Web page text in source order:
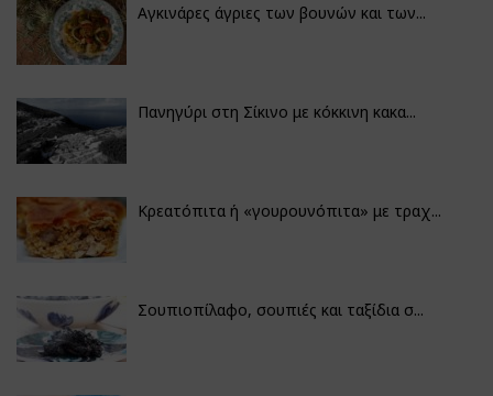
Αγκινάρες άγριες των βουνών και των...
Πανηγύρι στη Σίκινο με κόκκινη κακα...
Κρεατόπιτα ή «γουρουνόπιτα» με τραχ...
Σουπιοπίλαφο, σουπιές και ταξίδια σ...